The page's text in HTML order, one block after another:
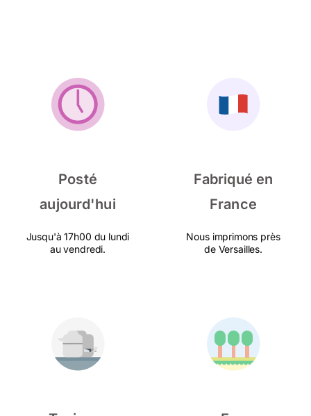
Posté
aujourd'hui
Jusqu'à 17h00 du lundi
au vendredi.
Fabriqué en
France
Nous imprimons près
de Versailles.